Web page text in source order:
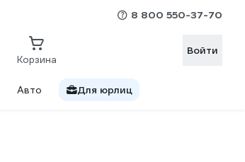
8 800 550-37-70
Корзина
Войти
Авто Для юрлиц